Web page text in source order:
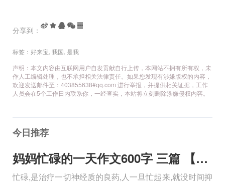
分享到：
标签： 好来宝 我国 是我
声明：本文内容由互联网用户自发贡献自行上传，本网站不拥有所有权，未
作人工编辑处理，也不承担相关法律责任。如果您发现有涉嫌版权的内容，
欢迎发送邮件至：403855638#qq.com 进行举报，并提供相关证据，工作
人员会在5个工作日内联系你，一经查实，本站将立刻删除涉嫌侵权内容。
今日推荐
妈妈忙碌的一天作文600字 三篇 【600字】
忙碌,是治疗一切神经质的良药,人一旦忙起来,就没时间抑